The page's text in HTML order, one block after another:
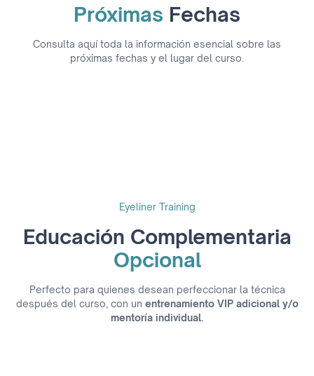
Próximas Fechas
Consulta aquí toda la información esencial sobre las
próximas fechas y el lugar del curso.
Eyeliner Training
Educación Complementaria
Opcional
Perfecto para quienes desean perfeccionar la técnica
después del curso, con un entrenamiento VIP adicional y/o
mentoría individual.